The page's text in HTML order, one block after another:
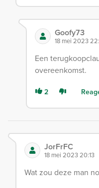
Goofy73
18 mei 2023
Een
overeenkomst.
2
JorFrFC
18 mei 2023 20:13
Wat zou deze man